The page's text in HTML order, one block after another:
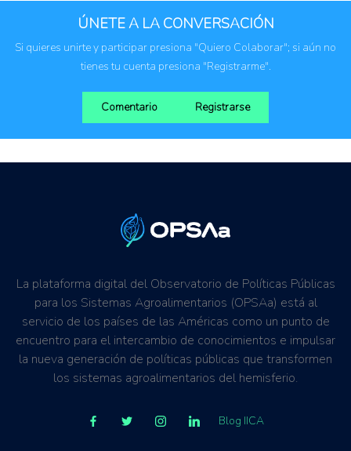
ÚNETE A LA CONVERSACIÓN
Si quieres unirte y participar presiona "Quiero Colaborar"; si aún no
tienes tu cuenta presiona "Registrarme".
Comentario Registrarse
La plataforma digital del Observatorio de Políticas Públicas
para los Sistemas Agroalimentarios (OPSAa) está al
servicio de los países de las Américas como un punto de
encuentro para el intercambio de conocimientos e impulsar
la nueva generación de políticas públicas que transformen
los sistemas agroalimentarios del hemisferio.
Blog IICA